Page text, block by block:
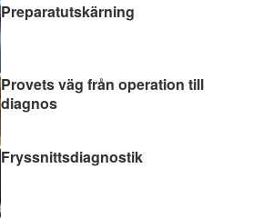
Preparatutskärning
Provets väg från operation till
diagnos
Fryssnittsdiagnostik